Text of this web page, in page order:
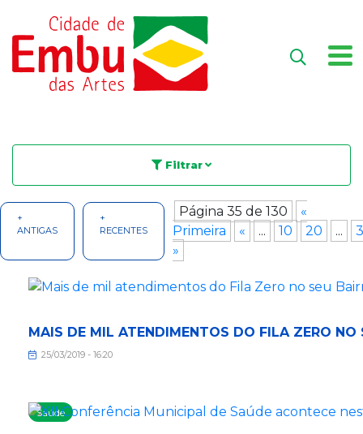
Filtrar
+
ANTIGAS
+
RECENTES
Página 35 de 130
«
Primeira
« ... 10 20 ...
»
Saúde
MAIS DE MIL ATENDIMENTOS DO FILA ZERO NO
25/03/2019 - 16:20